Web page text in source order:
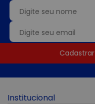
Cadastrar
Institucional